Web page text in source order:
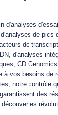
d'analyses
de pics
de
d'analyses
CD
à vos besoins de
notre contrôle
des